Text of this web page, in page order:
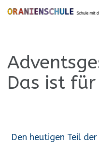
Das ist
Den heutigen Teil